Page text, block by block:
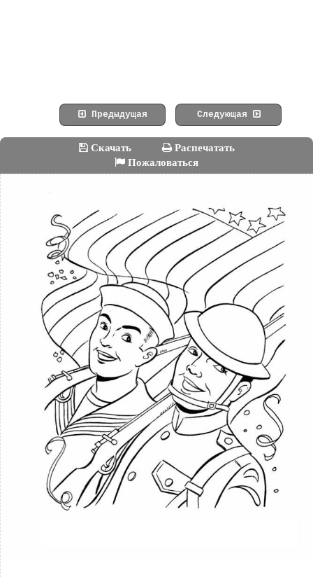
Предыдущая Следующая
Скачать
Распечатать
Пожаловаться